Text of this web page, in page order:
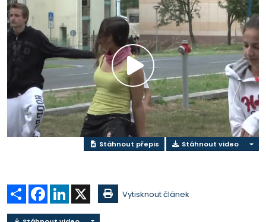
Přehrát
video
Stáhnout přepis Stáhnout video
Sdílet Facebook
LinkedIn Vytisknout článek